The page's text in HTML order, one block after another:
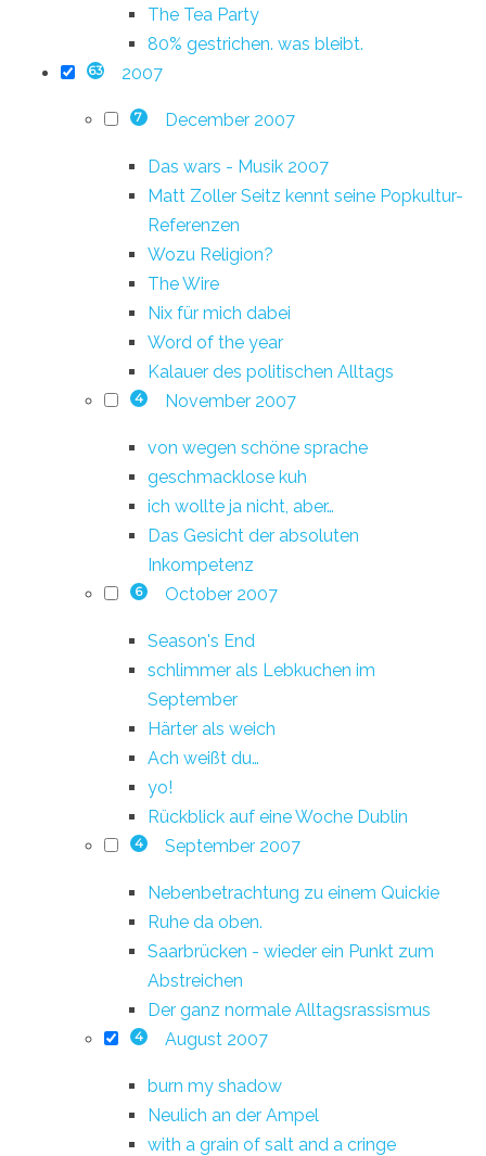
The Tea Party
80% gestrichen. was bleibt.
63 2007
7 December 2007
Das wars - Musik 2007
Matt Zoller Seitz kennt seine Popkultur-
Referenzen
Wozu Religion?
The Wire
Nix für mich dabei
Word of the year
Kalauer des politischen Alltags
4 November 2007
von wegen schöne sprache
geschmacklose kuh
ich wollte ja nicht, aber…
Das Gesicht der absoluten
Inkompetenz
6 October 2007
Season's End
schlimmer als Lebkuchen im
September
Härter als weich
Ach weißt du…
yo!
Rückblick auf eine Woche Dublin
4 September 2007
Nebenbetrachtung zu einem Quickie
Ruhe da oben.
Saarbrücken - wieder ein Punkt zum
Abstreichen
Der ganz normale Alltagsrassismus
4 August 2007
burn my shadow
Neulich an der Ampel
with a grain of salt and a cringe